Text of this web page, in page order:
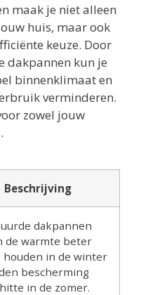
maak je niet alleen
huis, maar ook
keuze. Door
dakpannen kun je
binnenklimaat en
verminderen.
zowel jouw
Beschrijving
dakpannen
de warmte beter
houden in de winter
bescherming
in de zomer.